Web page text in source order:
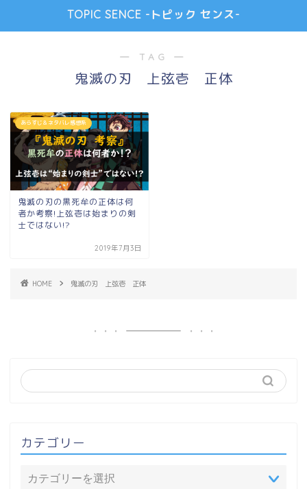
TOPIC SENCE -トピック センス-
― TAG ―
鬼滅の刃 上弦壱 正体
あらすじ＆ネタバレ感想系
鬼滅の刃の黒死牟の正体は何
者か考察!上弦壱は始まりの剣
士ではない!?
2019年7月3日
HOME 鬼滅の刃 上弦壱 正体
カテゴリー